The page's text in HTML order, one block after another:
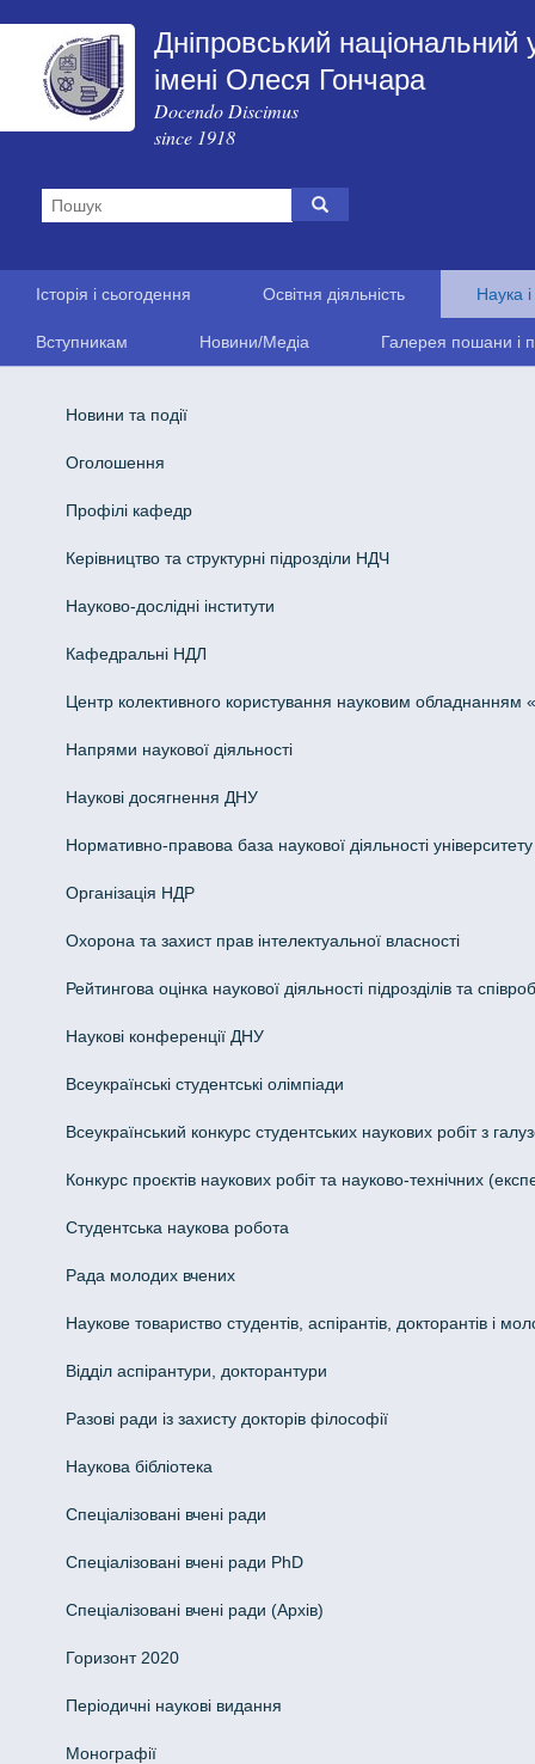
Дніпровський національний
імені Олеся Гончара
Docendo Discimus
since 1918
Історія і сьогодення Освітня діяльність Наука
Вступникам Новини/Медіа Галерея пошани і
Новини та події
Оголошення
Профілі кафедр
Керівництво та структурні підрозділи НДЧ
Науково-дослідні інститути
Кафедральні НДЛ
Центр колективного користування науковим обладнанням
Напрями наукової діяльності
Наукові досягнення ДНУ
Нормативно-правова база наукової діяльності університету
Організація НДР
Охорона та захист прав інтелектуальної власності
Рейтингова оцінка наукової діяльності підрозділів та
Наукові конференції ДНУ
Всеукраїнські студентські олімпіади
Всеукраїнський конкурс студентських наукових робіт з
Конкурс проєктів наукових робіт та науково-технічних
Студентська наукова робота
Рада молодих вчених
Наукове товариство студентів, аспірантів, докторантів і
Відділ аспірантури, докторантури
Разові ради із захисту докторів філософії
Наукова бібліотека
Спеціалізовані вчені ради
Спеціалізовані вчені ради PhD
Спеціалізовані вчені ради (Архів)
Горизонт 2020
Періодичні наукові видання
Монографії